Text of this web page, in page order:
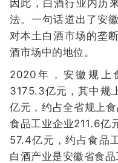
因此，白酒行业内历
法。一句话道出了安
对本土白酒市场的垄
酒市场中的地位。
2020年，安徽规上
3175.3亿元，其中规
亿元，约占全省规上
食品工业企业211.6亿
57.4亿元，约占食品
白酒产业是安徽省食品